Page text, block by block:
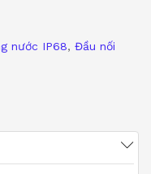
nước IP68, Đầu nối